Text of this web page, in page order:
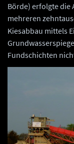
Börde) erfolgte die
mehreren
Kiesabbau mittels
Fundschichten